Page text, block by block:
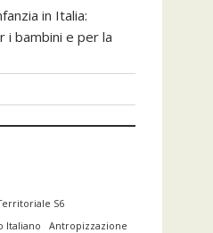
in Italia:
i bambini e per la
S6
Italiano
Antropizzazione